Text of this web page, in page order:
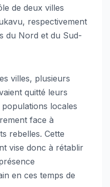
de deux villes
respectivement
du Nord et du Sud-
villes, plusieurs
quitté leurs
locales
face à
rebelles. Cette
vise donc à rétablir
en ces temps de